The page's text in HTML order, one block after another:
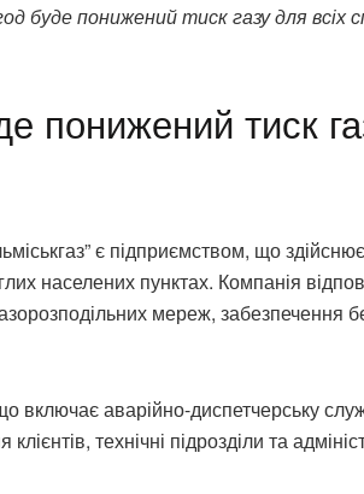
буде понижений тиск газу для всіх
понижений тиск
є підприємством, що
населених пунктах. Компанія
мереж, забезпечення
включає аварійно-диспетчерську
технічні підрозділи та